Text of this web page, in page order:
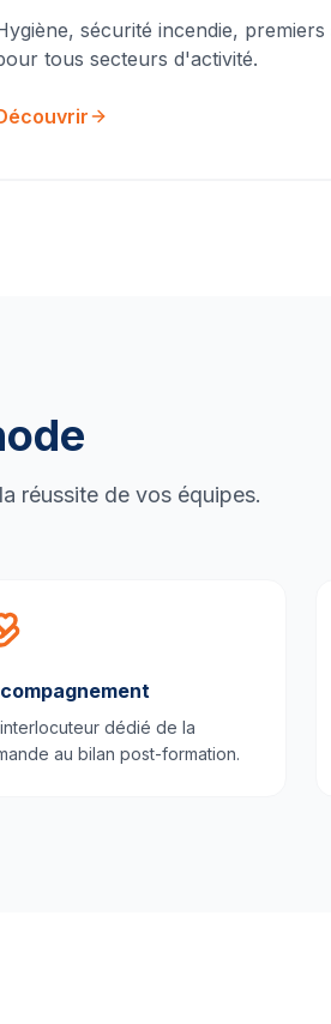
sécurité incendie,
tous secteurs d'activité.
réussite de vos équipes.
dédié de la
au bilan post-formation.